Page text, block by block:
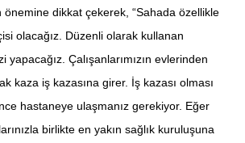
dikkat çekerek, “Sahada özellikle
olacağız. Düzenli olarak kullanan
Çalışanlarımızın evlerinden
kaza iş kazasına girer. İş kazası olması
hastaneye ulaşmanız gerekiyor. Eğer
birlikte en yakın sağlık kuruluşuna